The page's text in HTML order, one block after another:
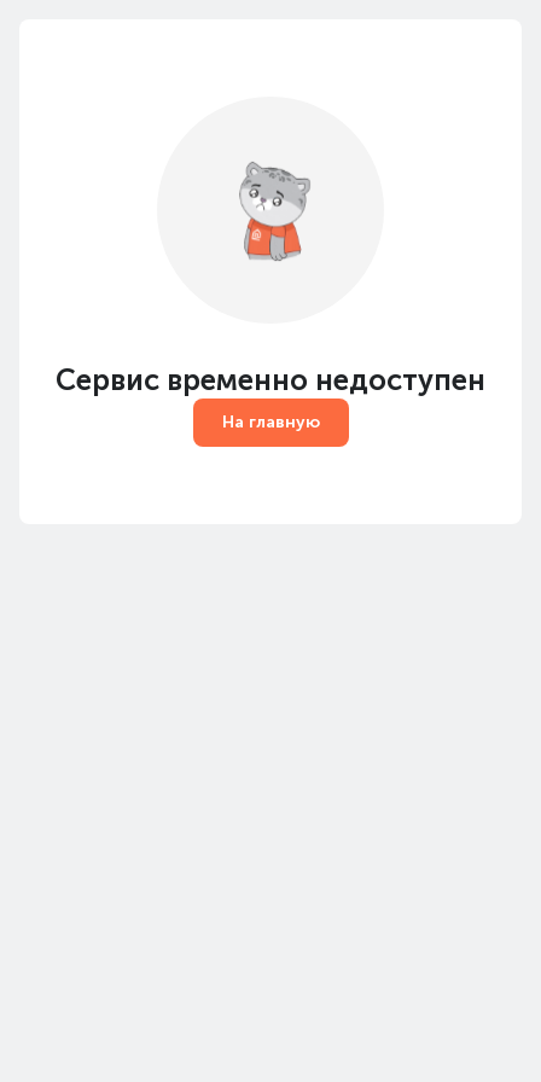
Сервис временно недоступен
На главную